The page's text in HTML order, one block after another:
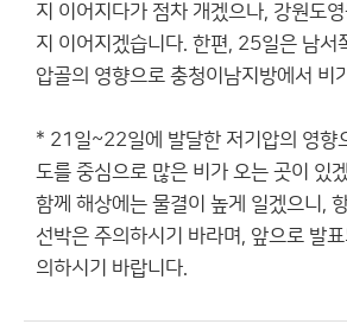
지 이어지다가 점차 개겠으나, 강원도
지 이어지겠습니다. 한편, 25일은 남서
압골의 영향으로 충청이남지방에서 비
* 21일~22일에 발달한 저기압의 영향
도를 중심으로 많은 비가 오는 곳이 있
함께 해상에는 물결이 높게 일겠으니,
선박은 주의하시기 바라며, 앞으로 발
의하시기 바랍니다.